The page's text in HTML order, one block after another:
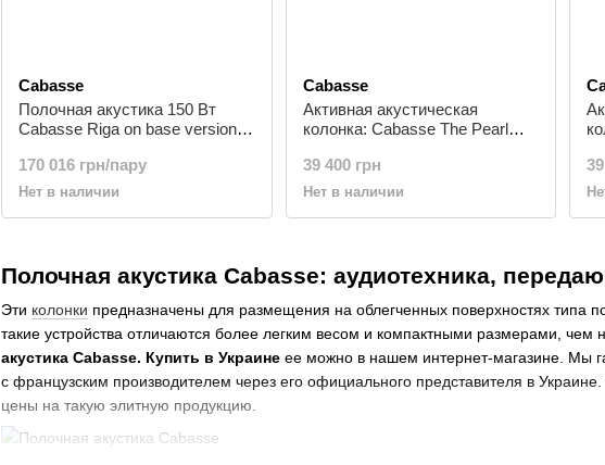
Полочная акустика Cabasse: аудиотехника,
Эти колонки предназначены для размещения на облегченных поверхностях типа
такие устройства отличаются более легким весом и компактными размерами, чем
акустика Cabasse. Купить в Украине ее можно в нашем интернет-магазине. Мы
с французским производителем через его официального представителя в
цены на такую элитную продукцию.
Cabasse
Полочная акустика 150 Вт
Cabasse Riga on base version
170 016 грн/пару
Нет в наличии
Cabasse
Активная акустическая
колонка: Cabasse The Pearl
39 400 грн
Нет в наличии